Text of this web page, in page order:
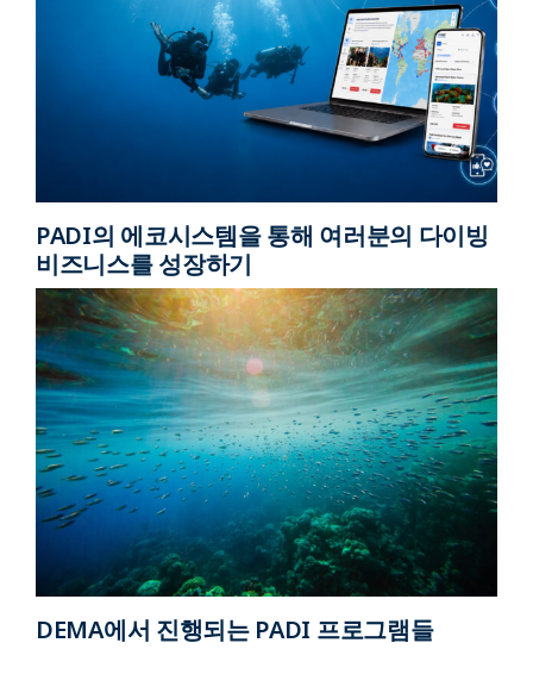
PADI의 에코시스템을 통해 여러분의 다이빙
비즈니스를 성장하기
DEMA에서 진행되는 PADI 프로그램들